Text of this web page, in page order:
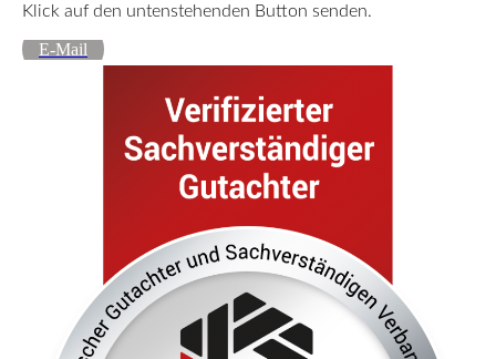
Klick auf den untenstehenden Button senden.
E-Mail